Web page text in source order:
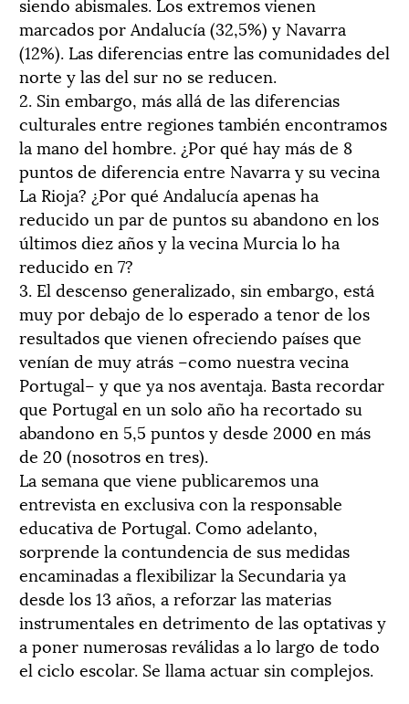
marcados por Andalucía (32,5%) y Navarra
(12%). Las diferencias entre las comunidades del
norte y las del sur no se reducen.
2. Sin embargo, más allá de las diferencias
culturales entre regiones también encontramos
la mano del hombre. ¿Por qué hay más de 8
puntos de diferencia entre Navarra y su vecina
La Rioja? ¿Por qué Andalucía apenas ha
reducido un par de puntos su abandono en los
últimos diez años y la vecina Murcia lo ha
reducido en 7?
3. El descenso generalizado, sin embargo, está
muy por debajo de lo esperado a tenor de los
resultados que vienen ofreciendo países que
venían de muy atrás –como nuestra vecina
Portugal– y que ya nos aventaja. Basta recordar
que Portugal en un solo año ha recortado su
abandono en 5,5 puntos y desde 2000 en más
de 20 (nosotros en tres).
La semana que viene publicaremos una
entrevista en exclusiva con la responsable
educativa de Portugal. Como adelanto,
sorprende la contundencia de sus medidas
encaminadas a flexibilizar la Secundaria ya
desde los 13 años, a reforzar las materias
instrumentales en detrimento de las optativas y
a poner numerosas reválidas a lo largo de todo
el ciclo escolar. Se llama actuar sin complejos.